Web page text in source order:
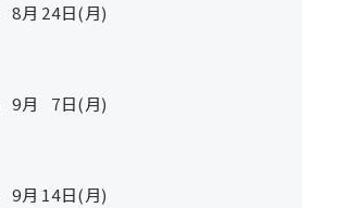
8月 24日(月)
9月 7日(月)
9月 14日(月)